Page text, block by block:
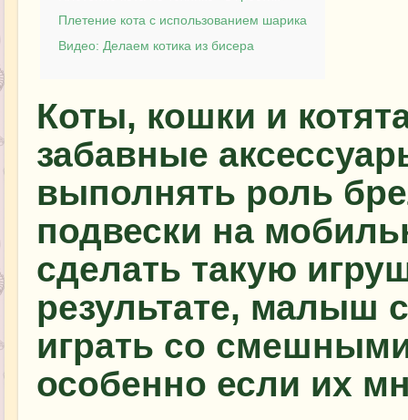
Плетение кота с использованием шарика
Видео: Делаем котика из бисера
Коты, кошки и
забавные
выполнять роль
подвески на
сделать такую
результате, малыш
играть со
особенно если их